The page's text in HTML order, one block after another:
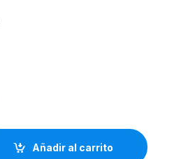
19va Edición - Velasquez -
Añadir al carrito